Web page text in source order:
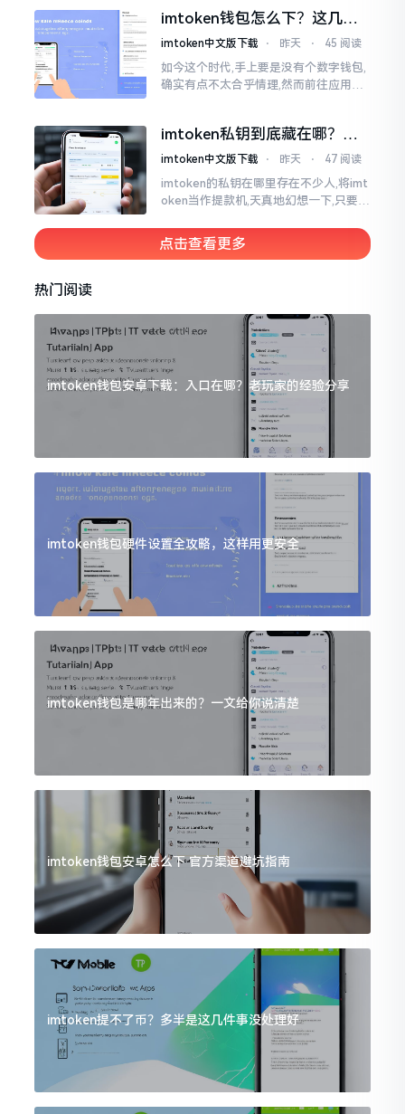
堆币
imtoken钱包怎么下？这几种
靠谱路子别走歪
imtoken中文版下载 ⋅ 昨天 ⋅ 45 阅读
如今这个时代,手上要是没有个数字钱包,
确实有点不太合乎情理,然而前往应用商
似乎相似
imtoken私钥到底藏在哪？别
慌，找对地方才安心
imtoken中文版下载 ⋅ 昨天 ⋅ 47 阅读
imtoken的私钥在哪里存在不少人,将imt
oken当作提款机,天真地幻想一下,只要把
然而,实际并不如此
点击查看更多
热门阅读
imtoken钱包安卓下载：入口在哪？老玩家的经验分享
imtoken钱包硬件设置全攻略，这样用更安全
imtoken钱包是哪年出来的？一文给你说清楚
imtoken钱包安卓怎么下 官方渠道避坑指南
imtoken提不了币？多半是这几件事没处理好